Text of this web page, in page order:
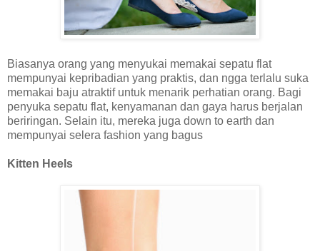
Biasanya orang yang menyukai memakai sepatu flat
mempunyai kepribadian yang praktis, dan ngga terlalu suka
memakai baju atraktif untuk menarik perhatian orang. Bagi
penyuka sepatu flat, kenyamanan dan gaya harus berjalan
beriringan. Selain itu, mereka juga down to earth dan
mempunyai selera fashion yang bagus
Kitten Heels